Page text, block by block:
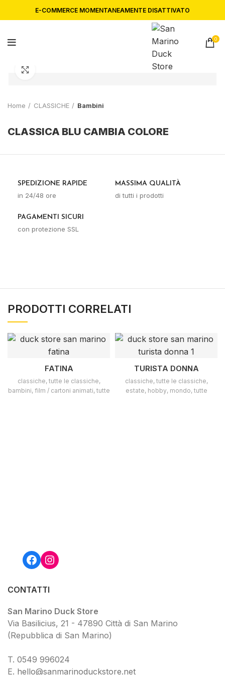
0
Home CLASSICHE Bambini
CLASSICA BLU CAMBIA COLORE
SPEDIZIONE RAPIDE
in 24/48 ore
MASSIMA QUALITÀ
di tutti i prodotti
PAGAMENTI SICURI
con protezione SSL
PRODOTTI CORRELATI
FATINA
classiche, tutte le classiche,
bambini, film / cartoni animati, tutte
TURISTA DONNA
classiche, tutte le classiche,
estate, hobby, mondo, tutte
Facebook
Instagram
CONTATTI
San Marino Duck Store
Via Basilicius, 21 - 47890 Città di San Marino
(Repubblica di San Marino)
T. 0549 996024
E. hello@sanmarinoduckstore.net
E-COMMERCE MOMENTANEAMENTE DISATTIVATO